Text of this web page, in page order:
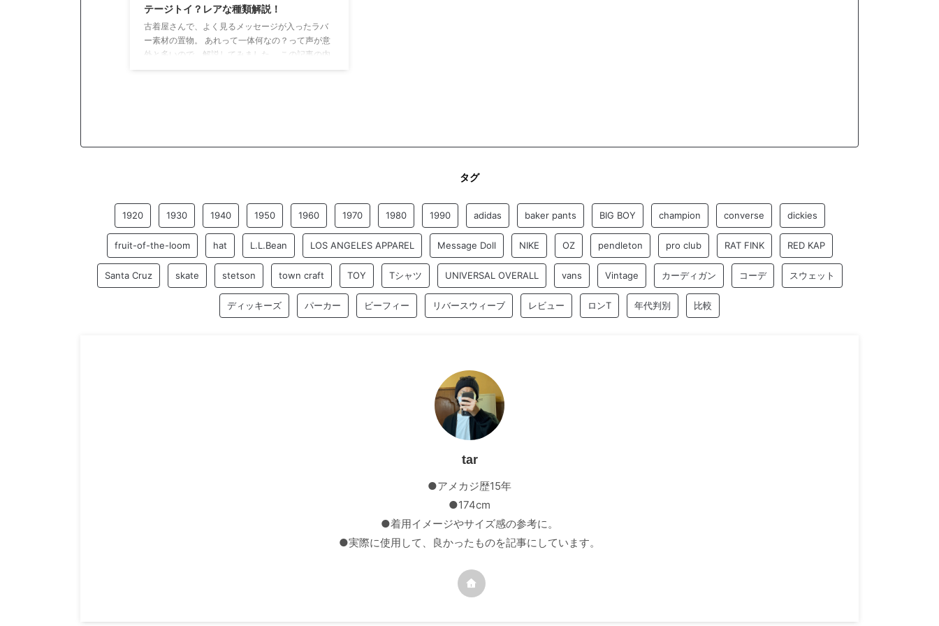
テージトイ？レアな種類解説！
古着屋さんで、よく見るメッセージが入ったラバ
ー素材の置物。 あれって一体何なの？って声が意
外と多いので、解説してみました。 この記事の内
タグ
1920 1930 1940 1950 1960 1970 1980 1990 adidas baker pants BIG BOY champion converse dickies
fruit-of-the-loom hat L.L.Bean LOS ANGELES APPAREL Message Doll NIKE OZ pendleton pro club RAT FINK RED KAP
Santa Cruz skate stetson town craft TOY Tシャツ UNIVERSAL OVERALL vans Vintage カーディガン コーデ スウェット
ディッキーズ パーカー ビーフィー リバースウィーブ レビュー ロンT 年代判別 比較
tar
●アメカジ歴15年
●174cm
●着用イメージやサイズ感の参考に。
●実際に使用して、良かったものを記事にしています。